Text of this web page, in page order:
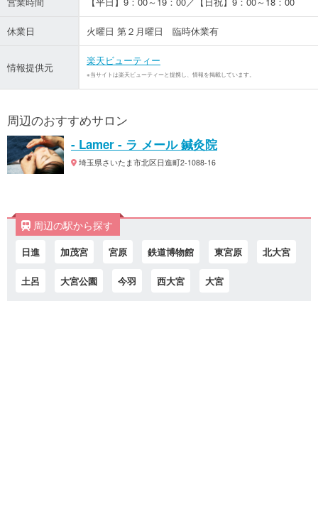
休業日 火曜日 第２月曜日 臨時休業有
情報提供元
楽天ビューティー
※当サイトは楽天ビューティーと提携し、情報を掲載しています。
周辺のおすすめサロン
- Lamer - ラ メール 鍼灸院
埼玉県さいたま市北区日進町2-1088-16
周辺の駅から探す
日進 加茂宮 宮原 鉄道博物館 東宮原 北大宮
土呂 大宮公園 今羽 西大宮 大宮